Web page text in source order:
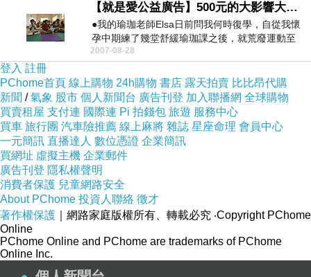
【就是愛公益廣告】500元的大影響大力量
●我的瑜珈老師Elsa日前問我何時復學，自從我懷
孕中期練了幾堂舒緩瑜珈課之後，就荒廢運動至
今，已逾八...
2007-08-28
登入 註冊
PChome首頁 線上購物 24h購物 書店 露天拍賣 比比昂代購
新聞 /氣象 股市 個人新聞台 廣告刊登 加入聯播網 全球購物
買賣租屋 支付連 國際連 Pi 拍錢包 旅遊 服務中心
買車 旅行團 汽車險推薦 線上麻將 雜誌 星座命理 會員中心
一元簡訊 直播達人 數位憑證 企業簡訊
買網址 虛擬主機 企業郵件
廣告刊登 隱私權聲明
消費者保護 兒童網路安全
About PChome 投資人聯絡 徵才
著作權保護 ｜網路家庭版權所有、轉載必究 ‧Copyright PChome
Online
PChome Online and PChome are trademarks of PChome
Online Inc.